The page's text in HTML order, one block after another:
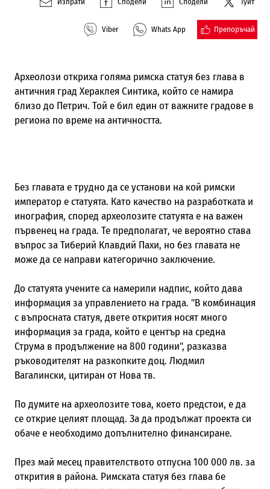
Viber Whats App Препоръчай
Археолози откриха голяма римска статуя без глава в
античния град Хераклея Синтика, който се намира
близо до Петрич. Той е бил един от важните градове в
региона по време на античността.
Без главата е трудно да се установи на кой римски
император е статуята. Като качество на разработката и
инография, според археолозите статуята е на важен
първенец на града. Те предполагат, че вероятно става
въпрос за Тиберий Клавдий Пахи, но без главата не
може да се направи категорично заключение.
До статуята учените са намерили надпис, който дава
информация за управлението на града. "В комбинация
с въпросната статуя, двете открития носят много
информация за града, който е център на средна
Струма в продължение на 800 години", разказва
ръководителят на разкопките доц. Людмил
Вагалински, цитиран от Нова тв.
По думите на археолозите това, което предстои, е да
се открие целият площад. За да продължат проекта си
обаче е необходимо допълнително финансиране.
През май месец правителството отпусна 100 000 лв. за
открития в района. Римската статуя без глава бе